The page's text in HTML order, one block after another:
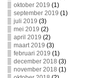
oktober 2019 (1)
september 2019 (1)
juli 2019 (3)
mei 2019 (2)
april 2019 (2)
maart 2019 (3)
februari 2019 (1)
december 2018 (3)
november 2018 (1)